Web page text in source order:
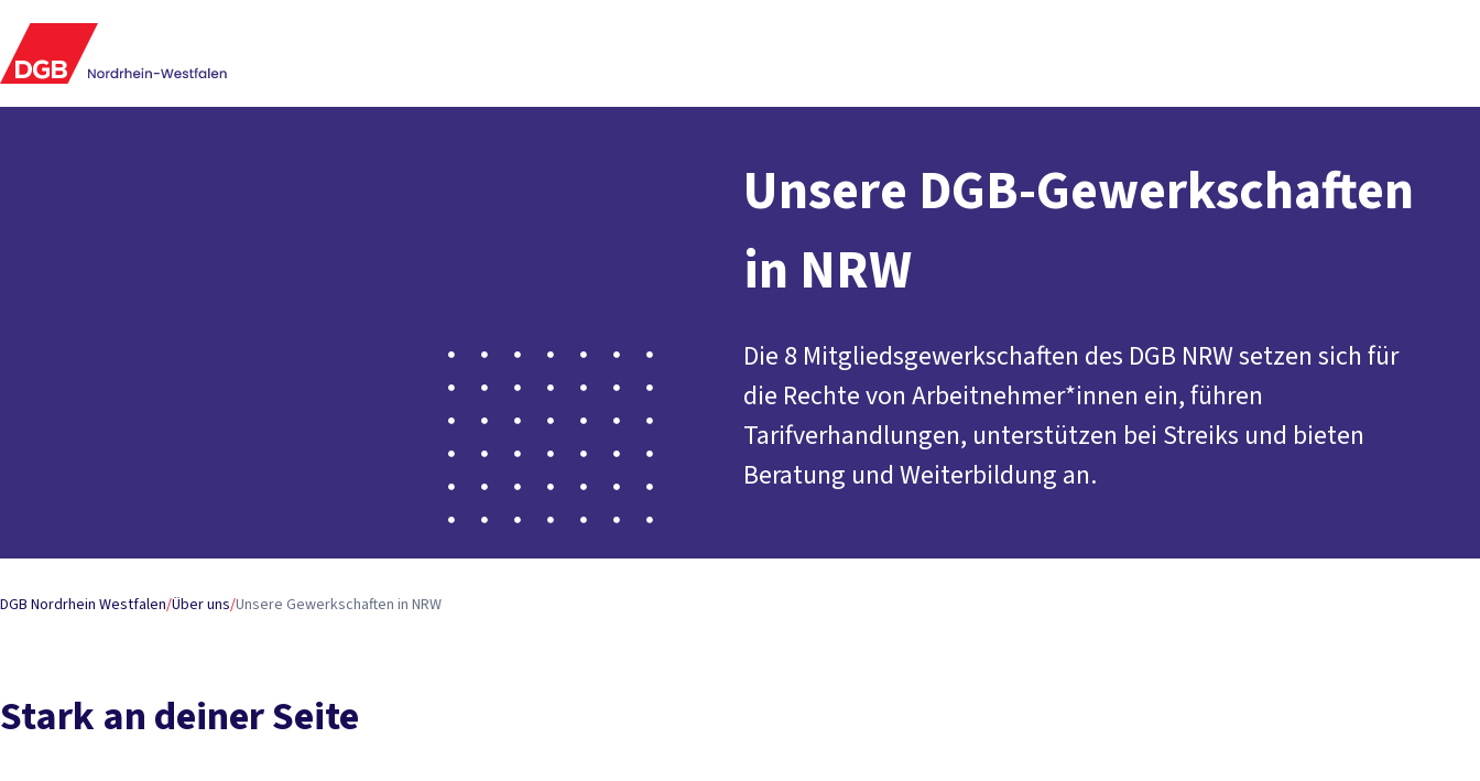
Unsere DGB-Gewerkschaften
in NRW
Die 8 Mitgliedsgewerkschaften des DGB NRW setzen sich für
die Rechte von Arbeitnehmer*innen ein, führen
Tarifverhandlungen, unterstützen bei Streiks und bieten
Beratung und Weiterbildung an.
DGB Nordrhein Westfalen/Über uns/Unsere Gewerkschaften in NRW
Stark an deiner Seite